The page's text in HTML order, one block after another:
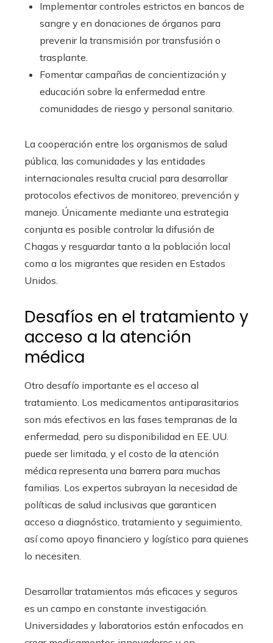
Implementar controles estrictos en bancos de
sangre y en donaciones de órganos para
prevenir la transmisión por transfusión o
trasplante.
Fomentar campañas de concientización y
educación sobre la enfermedad entre
comunidades de riesgo y personal sanitario.
La cooperación entre los organismos de salud
pública, las comunidades y las entidades
internacionales resulta crucial para desarrollar
protocolos efectivos de monitoreo, prevención y
manejo. Únicamente mediante una estrategia
conjunta es posible controlar la difusión de
Chagas y resguardar tanto a la población local
como a los migrantes que residen en Estados
Unidos.
Desafíos en el tratamiento y
acceso a la atención
médica
Otro desafío importante es el acceso al
tratamiento. Los medicamentos antiparasitarios
son más efectivos en las fases tempranas de la
enfermedad, pero su disponibilidad en EE. UU.
puede ser limitada, y el costo de la atención
médica representa una barrera para muchas
familias. Los expertos subrayan la necesidad de
políticas de salud inclusivas que garanticen
acceso a diagnóstico, tratamiento y seguimiento,
así como apoyo financiero y logístico para quienes
lo necesiten.
Desarrollar tratamientos más eficaces y seguros
es un campo en constante investigación.
Universidades y laboratorios están enfocados en